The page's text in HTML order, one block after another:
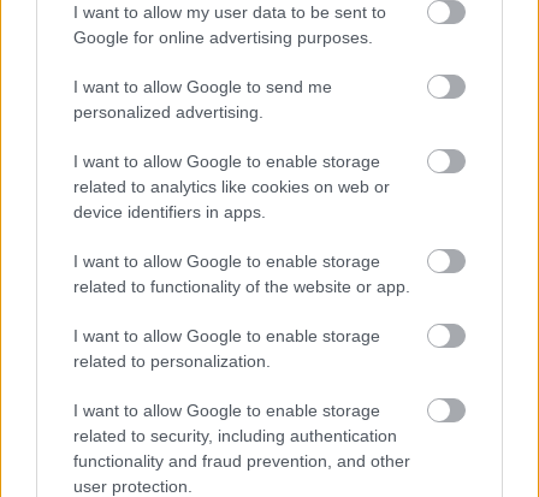
I want to allow my user data to be sent to
Google for online advertising purposes.
I want to allow Google to send me
personalized advertising.
I want to allow Google to enable storage
related to analytics like cookies on web or
device identifiers in apps.
I want to allow Google to enable storage
related to functionality of the website or app.
I want to allow Google to enable storage
related to personalization.
I want to allow Google to enable storage
related to security, including authentication
functionality and fraud prevention, and other
user protection.
TOVÁBBKÉPZÉSEKKEL ERŐSÍT A GÁL FERENC
EGYETEM
Országos hírek
A LAKOSSÁGRA IS FONTOS SZEREP HÁRUL A
SZÚNYOGINVÁZIÓ ELKERÜLÉSÉBEN
Túlfogyasztás napja - július 30-ra
felhasználta az emberiség a Föld egész
HIRDETÉS